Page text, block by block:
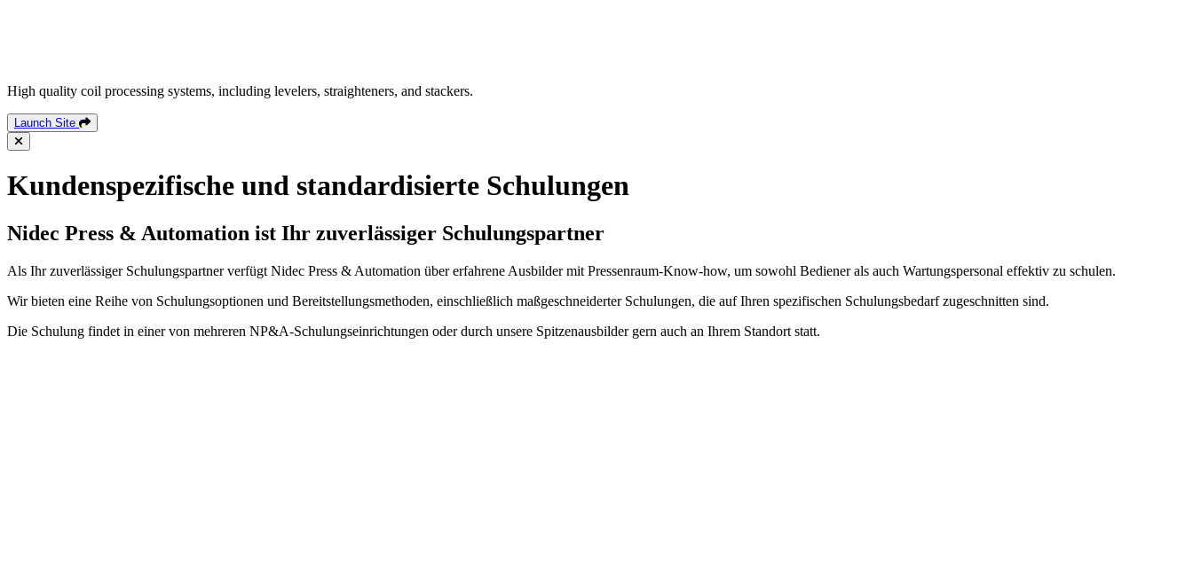
High quality coil processing systems, including levelers, straighteners, and stackers.
Launch Site
Kundenspezifische und standardisierte Schulungen
Nidec Press & Automation ist Ihr zuverlässiger Schulungspartner
Als Ihr zuverlässiger Schulungspartner verfügt Nidec Press & Automation über erfahrene Ausbilder mit Pressenraum-Know-how, um sowohl Bediener als auch Wartungspersonal effektiv zu schulen.
Wir bieten eine Reihe von Schulungsoptionen und Bereitstellungsmethoden, einschließlich maßgeschneiderter Schulungen, die auf Ihren spezifischen Schulungsbedarf zugeschnitten sind.
Die Schulung findet in einer von mehreren NP&A-Schulungseinrichtungen oder durch unsere Spitzenausbilder gern auch an Ihrem Standort statt.